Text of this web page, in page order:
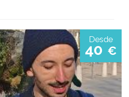
Desde
40 €